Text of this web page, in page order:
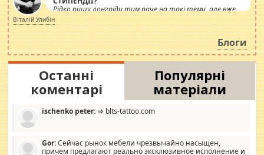
Рідко пишу лонгріди тим паче на такі теми, але вже
просто дістало! Обурюють сьогоднішні інсенуації
навколо стипендіального питання. Штучно
роздувається ще одна соціальна катастрофа.
Віталій Улибін
Блоги
Останні
коментарі
Популярні
матеріали
ischenko peter: ⇒ blts-tattoo.com
Gor:Сейчас рынок мебели чрезвычайно насыщен,
причем предлагают реально эксклюзивное исполнение и